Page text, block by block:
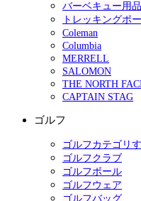
バーベキュー用品
トレッキングポ
Coleman
Columbia
MERRELL
SALOMON
THE NORTH
CAPTAIN STAG
ゴルフ
ゴルフカテゴリ
ゴルフクラブ
ゴルフボール
ゴルフウェア
ゴルフバッグ